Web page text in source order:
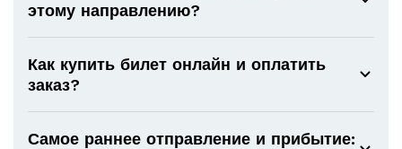
этому направлению?
Как купить билет онлайн и оплатить
заказ?
Самое раннее отправление и прибытие: